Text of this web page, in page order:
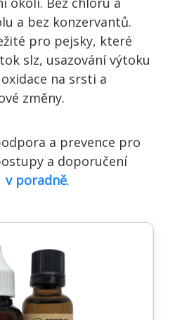
a bez konzervantů.
pro pejsky, které
slz, usazování výtoku
na srsti a
změny.
a prevence pro
a doporučení
v poradně.